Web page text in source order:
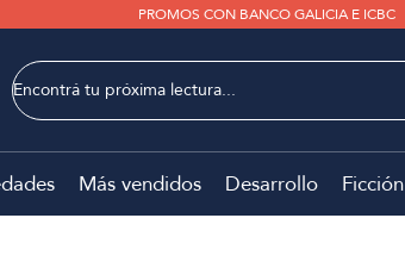
PROMOS CON BANCO GALICIA E ICBC
Más vendidos Desarrollo Ficción